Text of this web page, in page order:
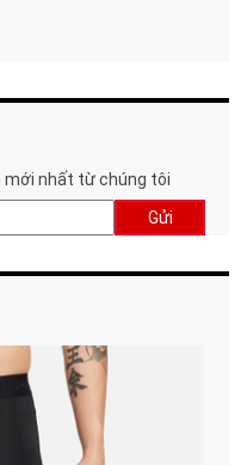
mới nhất từ chúng tôi
Gửi